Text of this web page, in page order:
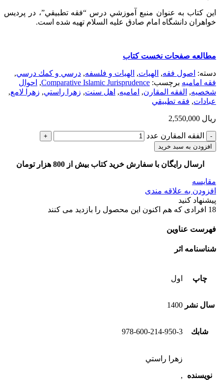
اين كتاب به عنوان منبع آموزشي درس “فقه تطبيقي”، در پرديس
خواهران دانشگاه امام صادق عليه السلام تهيه شده است.
مطالعه صفحات نخست كتاب
دسته: اصول فقه, الهيات, الهیات و فلسفه, درسي و كمك درسي,
فقه امامیه برچسب: Comparative Islamic Jurisprudence
, احوال
شخصيه, الفقه المقارن, اماميه, اهل سنت, زهرا راستي, زهرا لامع,
عبادات, فقه تطبيقي
ریال
الفقه المقارن عدد
افزودن به سبد خرید
ارسال رایگان با سفارش خرید کتاب بیش از 800 هزار تومان
مقایسه
افزودن به علاقه مندی
پیشنهاد کنید
18 افرادی که هم اکنون این محصول را بازدید می کنند
فهرست عناوین
شناسنامه اثر
چاپ اول
سال نشر 1400
شابك 978-600-214-950-3
نویسنده
زهرا راستي
,